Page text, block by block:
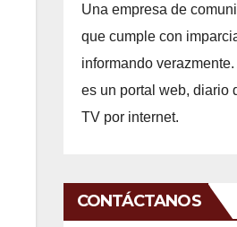
Una empresa de
que cumple con
informando
es un portal web, diario
TV por internet.
CONTÁCTANOS